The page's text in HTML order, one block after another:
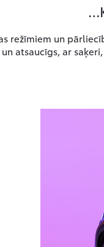
režīmiem un
atsaucīgs, ar